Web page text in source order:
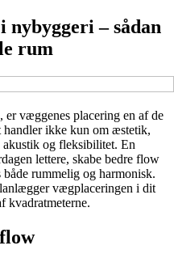
– sådan
rum
væggenes placering en af de
ikke kun om æstetik,
og fleksibilitet. En
lettere, skabe bedre flow
rummelig og harmonisk.
vægplaceringen i dit
kvadratmeterne.